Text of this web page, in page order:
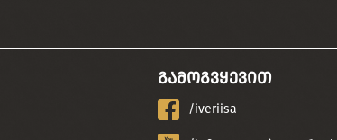
გამოგვყევით
/iveriisa